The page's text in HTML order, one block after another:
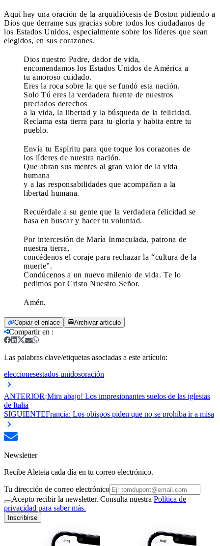
Aquí hay una oración de la arquidiócesis de Boston pidiendo a
Dios que derrame sus gracias sobre todos los ciudadanos de
los Estados Unidos, especialmente sobre los líderes que sean
elegidos, en sus corazones.
Dios nuestro Padre, dador de vida,
encomendamos los Estados Unidos de América a
tu amoroso cuidado.
Eres la roca sobre la que se fundó esta nación.
Solo Tú eres la verdadera fuente de nuestros
preciados derechos
a la vida, la libertad y la búsqueda de la felicidad.
Reclama esta tierra para tu gloria y habita entre tu
pueblo.
Envía tu Espíritu para que toque los corazones de
los líderes de nuestra nación.
Que abran sus mentes al gran valor de la vida
humana
y a las responsabilidades que acompañan a la
libertad humana.
Recuérdale a su gente que la verdadera felicidad se
basa en buscar y hacer tu voluntad.
Por intercesión de María Inmaculada, patrona de
nuestra tierra,
concédenos el coraje para rechazar la “cultura de la
muerte”.
Condúcenos a un nuevo milenio de vida. Te lo
pedimos por Cristo Nuestro Señor.
Amén.
Copiar el enlace Archivar artículo
Compartir en :
Las palabras clave/etiquetas asociadas a este artículo:
eleccionesestados unidosoración
ANTERIOR¡Mira abajo! Los impresionantes suelos de las iglesias
de Italia
SIGUIENTEFrancia: Los obispos piden que no se prohíba ir a misa
Newsletter
Recibe Aleteia cada día en tu correo electrónico.
Tu dirección de correo electrónico
Acepto recibir la newsletter. Consulta nuestra Política de
privacidad para saber más.
Inscribirse